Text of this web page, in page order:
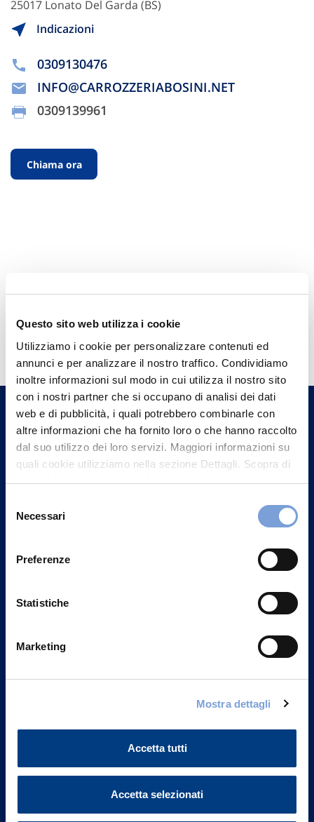
Questo sito web utilizza i cookie
Utilizziamo i cookie per personalizzare contenuti ed
annunci e per analizzare il nostro traffico. Condividiamo
inoltre informazioni sul modo in cui utilizza il nostro sito
con i nostri partner che si occupano di analisi dei dati
web e di pubblicità, i quali potrebbero combinarle con
altre informazioni che ha fornito loro o che hanno raccolto
dal suo utilizzo dei loro servizi. Maggiori informazioni su
quali cookie utilizziamo nella sezione Dettagli. Scopra di
più su chi siamo, come può contattarci e come trattiamo i
può trovare nel footer del sito nella sezione "Informativa
delNecessari
Preferenze
Statistiche
Marketing
Mostra dettagli
Accetta tutti
Accetta selezionati
25017 Lonato Del Garda (BS)
Indicazioni
0309130476
INFO@CARROZZERIABOSINI.NET
0309139961
Chiama ora
Hai bisogno di
informazioni?
Trova l'Agenzia più vicina a te e parla con
un nostro Agente.
Contattaci
Vittoria Assicurazioni S.p.A.
Governance